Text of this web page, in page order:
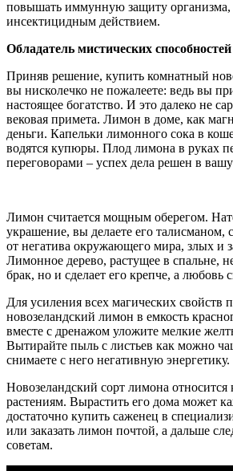
повышать иммунную защиту организма,
инсектицидным действием.
Обладатель мистических способностей
Приняв решение, купить комнатный
вы нисколечко не пожалеете: ведь вы
настоящее богатство. И это далеко не
вековая примета. Лимон в доме, как
деньги. Капельки лимонного сока в
водятся купюры. Плод лимона в руках
переговорами – успех дела решен в вашу
Лимон считается мощным оберегом.
украшение, вы делаете его талисманом,
от негатива окружающего мира, злых и
Лимонное дерево, растущее в спальне,
брак, но и сделает его крепче, а любовь
Для усиления всех магических свойств
новозеландский лимон в емкость
вместе с дренажом уложите мелкие
Вытирайте пыль с листьев как можно
снимаете с него негативную энергетику.
Новозеландский сорт лимона
растениям. Вырастить его дома может
достаточно купить саженец в
или заказать лимон почтой, а дальше
советам.